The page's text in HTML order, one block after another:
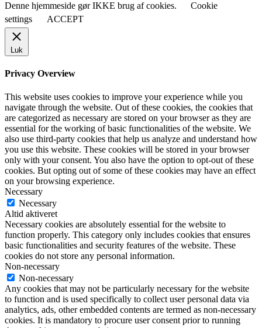
Denne hjemmeside gør IKKE brug af cookies.
Cookie
settings
ACCEPT
Luk
Privacy Overview
This website uses cookies to improve your experience while you
navigate through the website. Out of these cookies, the cookies that
are categorized as necessary are stored on your browser as they are
essential for the working of basic functionalities of the website. We
also use third-party cookies that help us analyze and understand how
you use this website. These cookies will be stored in your browser
only with your consent. You also have the option to opt-out of these
cookies. But opting out of some of these cookies may have an effect
on your browsing experience.
Necessary
Necessary
Altid aktiveret
Necessary cookies are absolutely essential for the website to
function properly. This category only includes cookies that ensures
basic functionalities and security features of the website. These
cookies do not store any personal information.
Non-necessary
Non-necessary
Any cookies that may not be particularly necessary for the website
to function and is used specifically to collect user personal data via
analytics, ads, other embedded contents are termed as non-necessary
cookies. It is mandatory to procure user consent prior to running